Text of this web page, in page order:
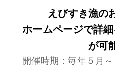
えびすき漁の
ホームページで詳
が可
開催時期：毎年５月